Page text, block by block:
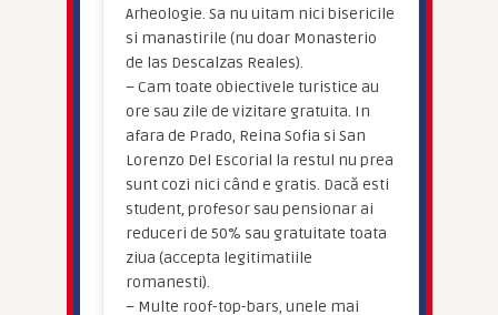
Arheologie. Sa nu uitam nici bisericile
si manastirile (nu doar Monasterio
de las Descalzas Reales).
– Cam toate obiectivele turistice au
ore sau zile de vizitare gratuita. In
afara de Prado, Reina Sofia si San
Lorenzo Del Escorial la restul nu prea
sunt cozi nici când e gratis. Dacă esti
student, profesor sau pensionar ai
reduceri de 50% sau gratuitate toata
ziua (accepta legitimatiile
romanesti).
– Multe roof-top-bars, unele mai